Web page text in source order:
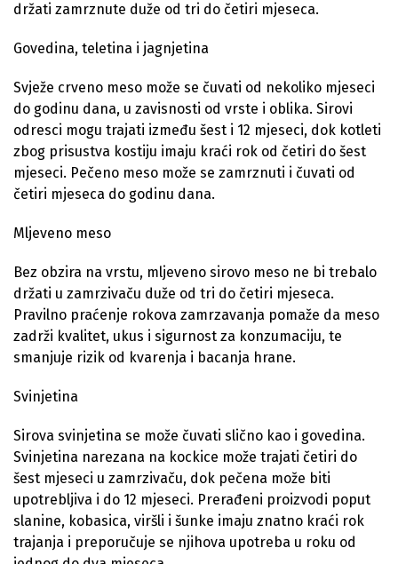
držati zamrznute duže od tri do četiri mjeseca.
Govedina, teletina i jagnjetina
Svježe crveno meso može se čuvati od nekoliko mjeseci
do godinu dana, u zavisnosti od vrste i oblika. Sirovi
odresci mogu trajati između šest i 12 mjeseci, dok kotleti
zbog prisustva kostiju imaju kraći rok od četiri do šest
mjeseci. Pečeno meso može se zamrznuti i čuvati od
četiri mjeseca do godinu dana.
Mljeveno meso
Bez obzira na vrstu, mljeveno sirovo meso ne bi trebalo
držati u zamrzivaču duže od tri do četiri mjeseca.
Pravilno praćenje rokova zamrzavanja pomaže da meso
zadrži kvalitet, ukus i sigurnost za konzumaciju, te
smanjuje rizik od kvarenja i bacanja hrane.
Svinjetina
Sirova svinjetina se može čuvati slično kao i govedina.
Svinjetina narezana na kockice može trajati četiri do
šest mjeseci u zamrzivaču, dok pečena može biti
upotrebljiva i do 12 mjeseci. Prerađeni proizvodi poput
slanine, kobasica, viršli i šunke imaju znatno kraći rok
trajanja i preporučuje se njihova upotreba u roku od